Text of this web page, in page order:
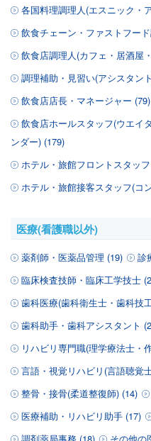
各国料理調理人(エスニック・
飲食チェーン・ファストフー
飲食店調理人(カフェ・居酒屋
調理補助・見習い(アシスタン
飲食店店長・マネージャー (79)
飲食店ホールスタッフ(ウエイ
ンダー) (179)
ホテル・旅館フロントスタッ
ホテル・旅館接客スタッフ(コ
医療(看護職以外)
薬剤師・医薬品管理 (19)
診
臨床検査技師・臨床工学技士
歯科医療(歯科衛生士・歯科技
歯科助手・歯科アシスタント
リハビリ専門職(理学療法士・
言語・視覚リハビリ(言語聴覚
整骨・接骨(柔道整復師) (14)
医療補助・リハビリ助手 (17)